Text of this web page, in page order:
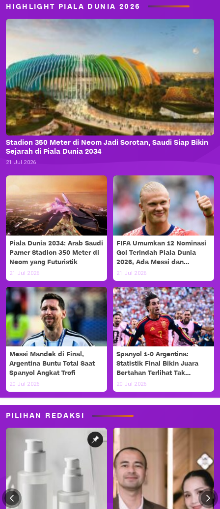
HIGHLIGHT PIALA DUNIA 2026
Stadion 350 Meter di Neom Jadi Sorotan, Saudi Siap Bikin
Sejarah di Piala Dunia 2034
21 Jul 2026
Piala Dunia 2034: Arab Saudi
Pamer Stadion 350 Meter di
Neom yang Futuristik
21 Jul 2026
FIFA Umumkan 12 Nominasi
Gol Terindah Piala Dunia
2026, Ada Messi dan
Haaland!
21 Jul 2026
Messi Mandek di Final,
Argentina Buntu Total Saat
Spanyol Angkat Trofi
20 Jul 2026
Spanyol 1-0 Argentina:
Statistik Final Bikin Juara
Bertahan Terlihat Tak
Berdaya
20 Jul 2026
PILIHAN REDAKSI